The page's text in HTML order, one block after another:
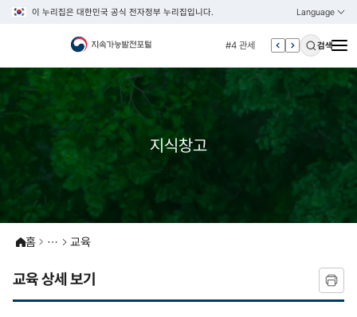
이 누리집은 대한민국 공식 전자정부 누리집입니다. Language
열기
KOREAN
ENGLISH
#4 관세
#5 esg
#6 빈곤
#7 un
검색
지식창고
홈 교육
교육 상세 보기